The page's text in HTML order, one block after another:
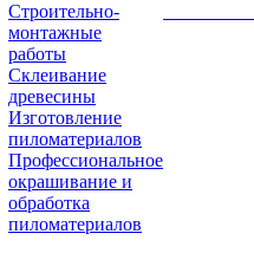
Строительно-
монтажные
работы
Склеивание
древесины
Изготовление
пиломатериалов
Профессиональное
окрашивание и
обработка
пиломатериалов